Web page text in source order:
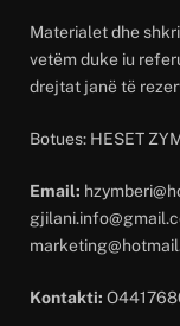
Materialet dhe
vetëm duke iu
drejtat janë të
Botues: HESET
Email:
Kontakti: